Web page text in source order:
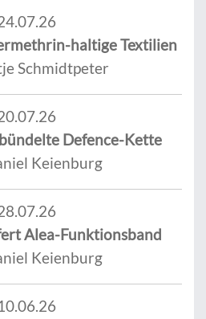
haltige Textilien
Schmidtpeter
Defence-Kette
Keienburg
Alea-Funktionsband
Keienburg